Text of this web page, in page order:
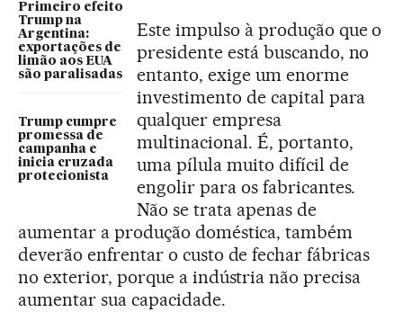
Primeiro efeito
Trump na
Argentina:
exportações de
limão aos EUA
são paralisadas
Trump cumpre
promessa de
campanha e
inicia cruzada
protecionista
Este impulso à produção que o
presidente está buscando, no
entanto, exige um enorme
investimento de capital para
qualquer empresa
multinacional. É, portanto,
uma pílula muito difícil de
engolir para os fabricantes.
Não se trata apenas de
aumentar a produção doméstica, também
deverão enfrentar o custo de fechar fábricas
no exterior, porque a indústria não precisa
aumentar sua capacidade.